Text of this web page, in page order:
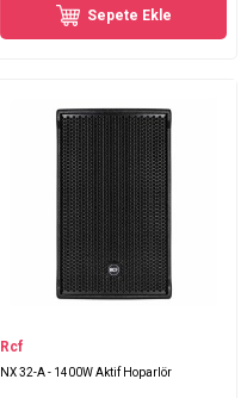
Sepete Ekle
Rcf
NX 32-A - 1400W Aktif Hoparlör